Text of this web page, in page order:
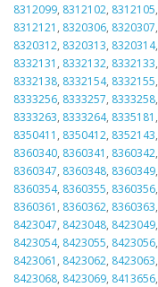
8312099, 8312102, 8312105,
8312121 , 8320306, 8320307,
8320312, 8320313, 8320314,
8332131 , 8332132, 8332133,
8332138, 8332154, 8332155,
8333256, 8333257, 8333258,
8333263, 8333264, 8335181 ,
8350411 , 8350412, 8352143,
8360340, 8360341 , 8360342,
8360347, 8360348, 8360349,
8360354, 8360355, 8360356,
8360361 , 8360362, 8360363,
8423047, 8423048, 8423049,
8423054, 8423055, 8423056,
8423061 , 8423062, 8423063,
8423068, 8423069, 8413656,